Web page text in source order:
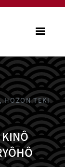
HOZON TEKI